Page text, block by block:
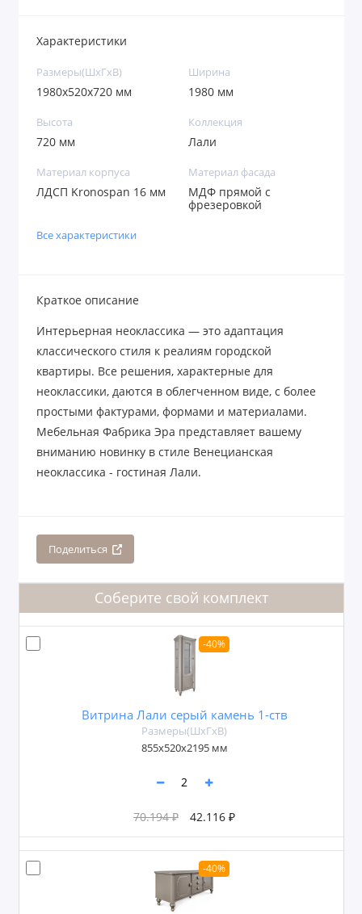
Характеристики
Размеры(ШxГxВ)
1980х520х720 мм
Ширина
1980 мм
Высота
720 мм
Коллекция
Лали
Материал корпуса
ЛДСП Kronospan 16 мм
Материал фасада
МДФ прямой с
фрезеровкой
Все характеристики
Краткое описание
Интерьерная неоклассика — это адаптация
классического стиля к реалиям городской
квартиры. Все решения, характерные для
неоклассики, даются в облегченном виде, с более
простыми фактурами, формами и материалами.
Мебельная Фабрика Эра представляет вашему
вниманию новинку в стиле Венецианская
неоклассика - гостиная Лали.
Поделиться
Соберите свой комплект
-40%
Витрина Лали серый камень 1-ств
Размеры(ШxГxВ)
855х520х2195 мм
70.194 ₽ 42.116 ₽
-40%